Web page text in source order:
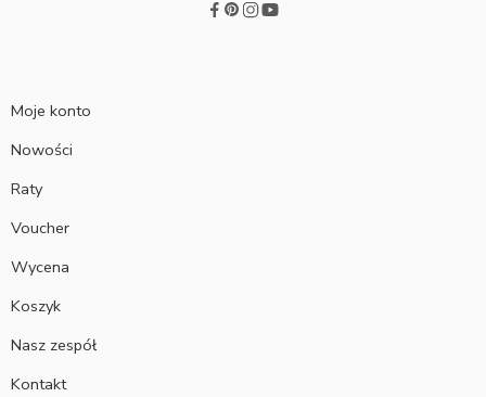
Moje konto
Nowości
Raty
Voucher
Wycena
Koszyk
Nasz zespół
Kontakt